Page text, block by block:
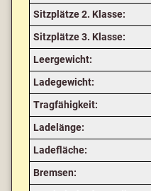
Sitzplätze 2. Klasse:
Sitzplätze 3. Klasse:
Leergewicht:
Ladegewicht:
Tragfähigkeit:
Ladelänge:
Ladefläche:
Bremsen: